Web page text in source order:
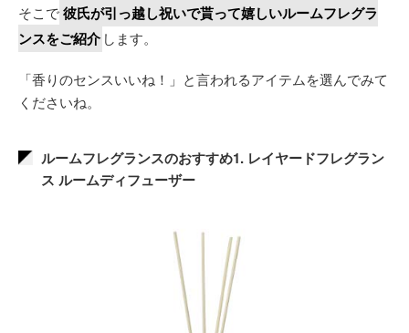
そこで彼氏が引っ越し祝いで貰って嬉しいルームフレグラ
ンスをご紹介 します。
「香りのセンスいいね！」と言われるアイテムを選んでみて
くださいね。
ルームフレグランスのおすすめ1. レイヤードフレグラン
ス ルームディフューザー